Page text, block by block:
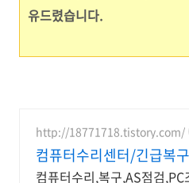
유드렸습니다.
http://18771718.tistory.com/
컴퓨터수리센터/긴급복
컴퓨터수리,복구,AS점검